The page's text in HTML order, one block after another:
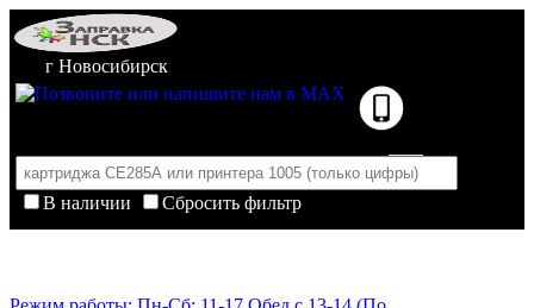
г Новосибирск
В наличии
Сбросить фильтр
Корзина пуста